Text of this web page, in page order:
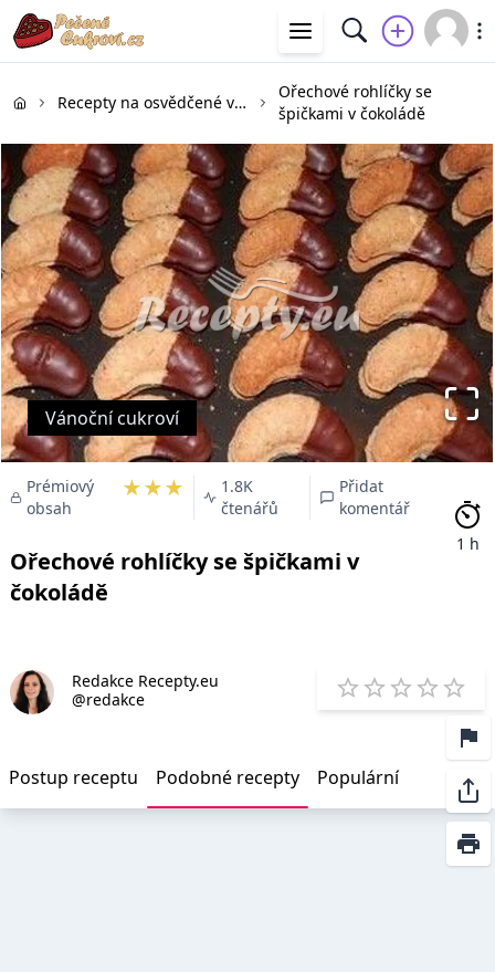
Recepty na osvědčené vánoční cukroví
Ořechové rohlíčky se
špičkami v čokoládě
Vánoční cukroví
Prémiový
obsah
★★★
1.8K
čtenářů
Přidat
komentář
Ořechové rohlíčky se špičkami v
čokoládě
1 h
Redakce Recepty.eu
@redakce
1 Star
2 Stars
3 Stars
4 5
Postup receptu Podobné recepty Populární